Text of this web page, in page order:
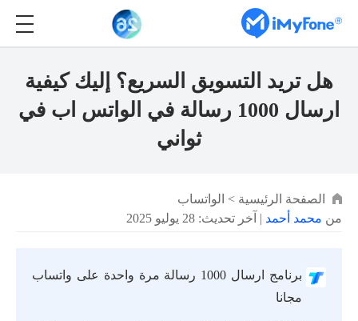
هل تريد التسويق السريع؟ إليك كيفية
ارسال 1000 رسالة في الواتس اب في
ثواني
الصفحة الرئيسية > الواتساب
من محمد أحمد | آخر تحديث: 28 يوليو 2025
برنامج ارسال 1000 رسالة مرة واحدة على واتساب
مجانا